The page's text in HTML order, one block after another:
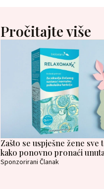
Pročitajte više
Zašto se uspješne žene sve
kako ponovno pronaći
Sponzorirani Članak